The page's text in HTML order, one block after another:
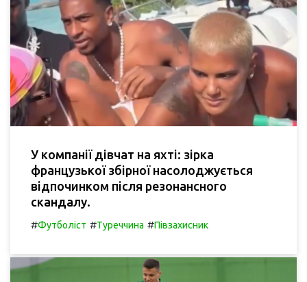
У компанії дівчат на яхті: зірка
французької збірної насолоджується
відпочинком після резонансного
скандалу.
#Футболіст #Туреччина #Півзахисник